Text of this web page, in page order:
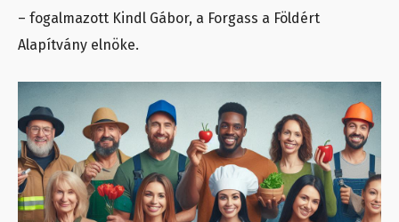
– fogalmazott Kindl Gábor, a Forgass a Földért
Alapítvány elnöke.